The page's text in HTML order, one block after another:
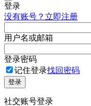
登录
没有账号？立即注册
用户名或邮箱
登录密码
记住登录找回密码
登录
社交账号登录